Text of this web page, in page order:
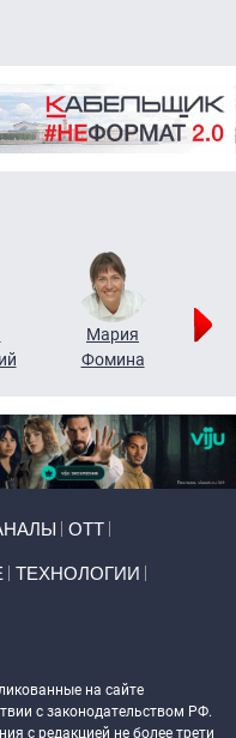
Мария
Фомина
ОТТ
ТЕХНОЛОГИИ
на сайте
с законодательством РФ.
с редакцией не более трети